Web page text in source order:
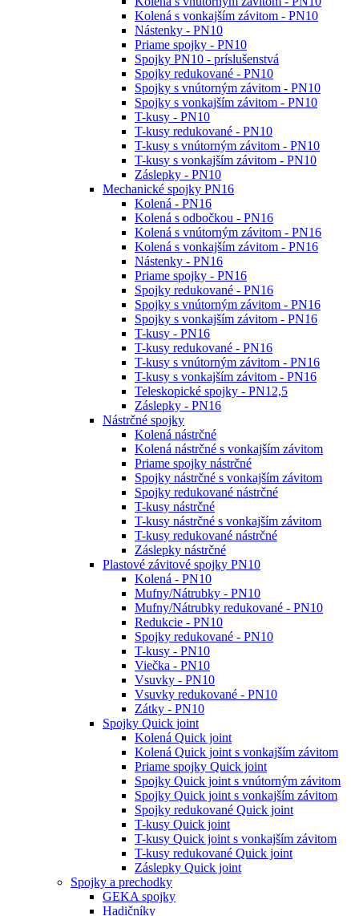
Kolená s vonkajším závitom - PN10
Nástenky - PN10
Priame spojky - PN10
Spojky PN10 - príslušenstvá
Spojky redukované - PN10
Spojky s vnútorným závitom - PN10
Spojky s vonkajším závitom - PN10
T-kusy - PN10
T-kusy redukované - PN10
T-kusy s vnútorným závitom - PN10
T-kusy s vonkajším závitom - PN10
Záslepky - PN10
Mechanické spojky PN16
Kolená - PN16
Kolená s odbočkou - PN16
Kolená s vnútorným závitom - PN16
Kolená s vonkajším závitom - PN16
Nástenky - PN16
Priame spojky - PN16
Spojky redukované - PN16
Spojky s vnútorným závitom - PN16
Spojky s vonkajším závitom - PN16
T-kusy - PN16
T-kusy redukované - PN16
T-kusy s vnútorným závitom - PN16
T-kusy s vonkajším závitom - PN16
Teleskopické spojky - PN12,5
Záslepky - PN16
Nástrčné spojky
Kolená nástrčné
Kolená nástrčné s vonkajším závitom
Priame spojky nástrčné
Spojky nástrčné s vonkajším závitom
Spojky redukované nástrčné
T-kusy nástrčné
T-kusy nástrčné s vonkajším závitom
T-kusy redukované nástrčné
Záslepky nástrčné
Plastové závitové spojky PN10
Kolená - PN10
Mufny/Nátrubky - PN10
Mufny/Nátrubky redukované - PN10
Redukcie - PN10
Spojky redukované - PN10
T-kusy - PN10
Viečka - PN10
Vsuvky - PN10
Vsuvky redukované - PN10
Zátky - PN10
Spojky Quick joint
Kolená Quick joint
Kolená Quick joint s vonkajším závitom
Priame spojky Quick joint
Spojky Quick joint s vnútorným závitom
Spojky Quick joint s vonkajším závitom
Spojky redukované Quick joint
T-kusy Quick joint
T-kusy Quick joint s vonkajším závitom
T-kusy redukované Quick joint
Záslepky Quick joint
Spojky a prechodky
GEKA spojky
Hadičníky